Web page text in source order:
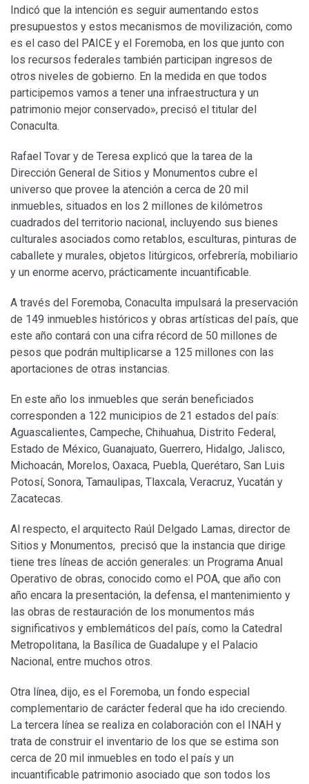
Indicó que la intención es seguir aumentando estos
presupuestos y estos mecanismos de movilización, como
es el caso del PAICE y el Foremoba, en los que junto con
los recursos federales también participan ingresos de
otros niveles de gobierno. En la medida en que todos
participemos vamos a tener una infraestructura y un
patrimonio mejor conservado», precisó el titular del
Conaculta.
Rafael Tovar y de Teresa explicó que la tarea de la
Dirección General de Sitios y Monumentos cubre el
universo que provee la atención a cerca de 20 mil
inmuebles, situados en los 2 millones de kilómetros
cuadrados del territorio nacional, incluyendo sus bienes
culturales asociados como retablos, esculturas, pinturas de
caballete y murales, objetos litúrgicos, orfebrería, mobiliario
y un enorme acervo, prácticamente incuantificable.
A través del Foremoba, Conaculta impulsará la preservación
de 149 inmuebles históricos y obras artísticas del país, que
este año contará con una cifra récord de 50 millones de
pesos que podrán multiplicarse a 125 millones con las
aportaciones de otras instancias.
En este año los inmuebles que serán beneficiados
corresponden a 122 municipios de 21 estados del país:
Aguascalientes, Campeche, Chihuahua, Distrito Federal,
Estado de México, Guanajuato, Guerrero, Hidalgo, Jalisco,
Michoacán, Morelos, Oaxaca, Puebla, Querétaro, San Luis
Potosí, Sonora, Tamaulipas, Tlaxcala, Veracruz, Yucatán y
Zacatecas.
Al respecto, el arquitecto Raúl Delgado Lamas, director de
Sitios y Monumentos, precisó que la instancia que dirige
tiene tres líneas de acción generales: un Programa Anual
Operativo de obras, conocido como el POA, que año con
año encara la presentación, la defensa, el mantenimiento y
las obras de restauración de los monumentos más
significativos y emblemáticos del país, como la Catedral
Metropolitana, la Basílica de Guadalupe y el Palacio
Nacional, entre muchos otros.
Otra línea, dijo, es el Foremoba, un fondo especial
complementario de carácter federal que ha ido creciendo.
La tercera línea se realiza en colaboración con el INAH y
trata de construir el inventario de los que se estima son
cerca de 20 mil inmuebles en todo el país y un
incuantificable patrimonio asociado que son todos los